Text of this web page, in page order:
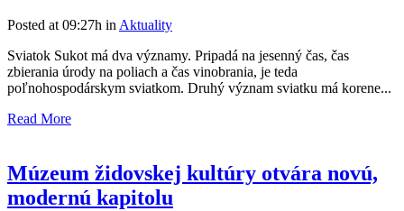
Posted at 09:27h in Aktuality
Sviatok Sukot má dva významy. Pripadá na jesenný čas, čas
zbierania úrody na poliach a čas vinobrania, je teda
poľnohospodárskym sviatkom. Druhý význam sviatku má korene...
Read More
Múzeum židovskej kultúry otvára novú,
modernú kapitolu